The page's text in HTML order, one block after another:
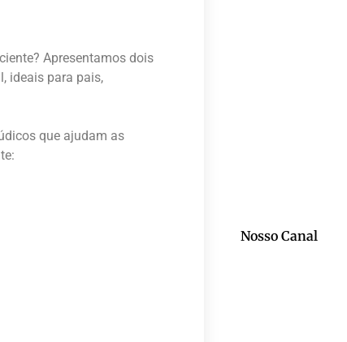
Apresentamos dois
ideais para pais,
que ajudam as
Nosso Canal